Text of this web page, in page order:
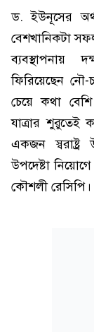
ড. ইউনূসের
বেশখানিকটা
ব্যবস্থাপনায়
ফিরিয়েছেন
চেয়ে কথা
যাত্রার শুরুতেই
একজন
উপদেষ্টা
কৌশলী রেসিপি।